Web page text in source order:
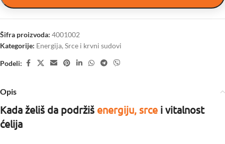
Šifra proizvoda: 4001002
Kategorije: Energija,Srce i krvni sudovi
Podeli:
Opis
Kada želiš da podržiš energiju, srce i vitalnost
ćelija